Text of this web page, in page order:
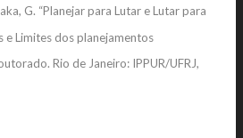
G. “Planejar para Lutar e Lutar para
e Limites dos planejamentos
Rio de Janeiro: IPPUR/UFRJ,